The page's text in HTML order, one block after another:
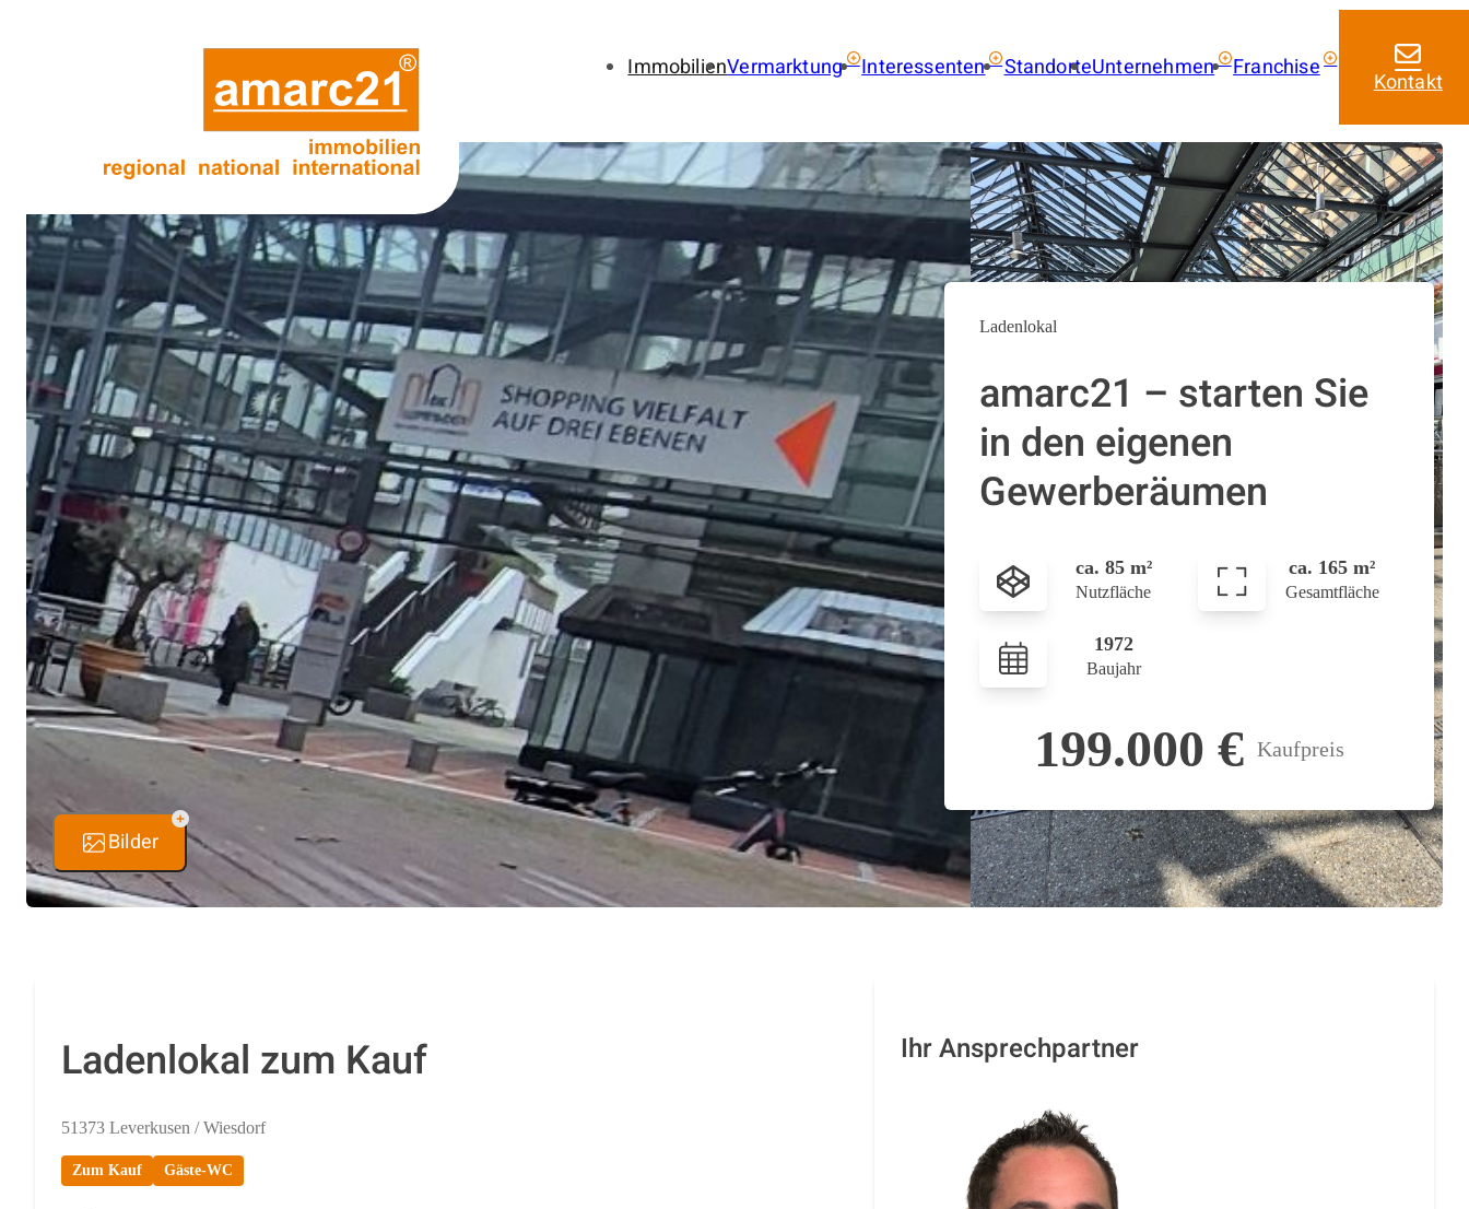
ImmobilienVermarktung
Gewerbe verkaufen
Gewerbe vermieten
Immobilienbewertung
LENA
Provisionsfrei
Immobilien-Ratgeber
Käuferfinder
Immobilien-Referenzen
Interessenten
Gewerbe kaufen
Gewerbe mieten
Suchauftrag
StandorteUnternehmen
Franchise
Franchise mit
Franchise Leistungen
Franchise
Masterfranchise
Jobangebote
Kontakt
Bilder
Ladenlokal
amarc21 – starten Sie
in den eigenen
Gewerberäumen
ca. 85 m²
Nutzfläche
ca. 165 m²
Gesamtfläche
1972
Baujahr
199.000 € Kaufpreis
Ladenlokal zum Kauf
51373 Leverkusen / Wiesdorf
Zum Kauf Gäste-WC
Ihr Ansprechpartner